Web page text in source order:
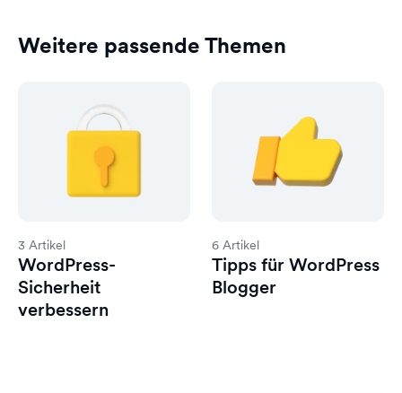
Weitere passende Themen
3 Artikel
WordPress-
Sicherheit
verbessern
6 Artikel
Tipps für WordPress
Blogger